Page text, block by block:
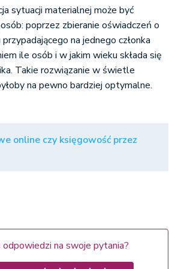
sytuacji materialnej może być
poprzez zbieranie oświadczeń o
na jednego członka
ile osób i w jakim wieku składa się
Takie rozwiązanie w świetle
na pewno bardziej optymalne.
online czy księgowość przez
odpowiedzi na swoje pytania?